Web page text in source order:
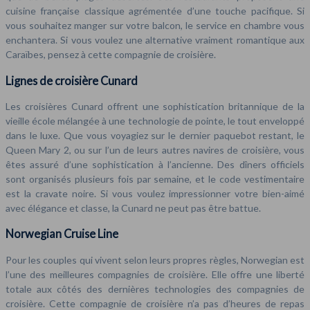
cuisine française classique agrémentée d’une touche pacifique. Si
vous souhaitez manger sur votre balcon, le service en chambre vous
enchantera. Si vous voulez une alternative vraiment romantique aux
Caraïbes, pensez à cette compagnie de croisière.
Lignes de croisière Cunard
Les croisières Cunard offrent une sophistication britannique de la
vieille école mélangée à une technologie de pointe, le tout enveloppé
dans le luxe. Que vous voyagiez sur le dernier paquebot restant, le
Queen Mary 2, ou sur l’un de leurs autres navires de croisière, vous
êtes assuré d’une sophistication à l’ancienne. Des dîners officiels
sont organisés plusieurs fois par semaine, et le code vestimentaire
est la cravate noire. Si vous voulez impressionner votre bien-aimé
avec élégance et classe, la Cunard ne peut pas être battue.
Norwegian Cruise Line
Pour les couples qui vivent selon leurs propres règles, Norwegian est
l’une des meilleures compagnies de croisière. Elle offre une liberté
totale aux côtés des dernières technologies des compagnies de
croisière. Cette compagnie de croisière n’a pas d’heures de repas